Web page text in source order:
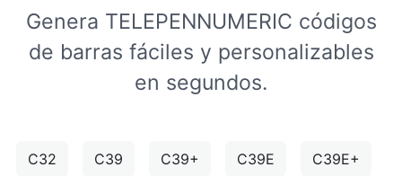
Genera TELEPENNUMERIC códigos
de barras fáciles y personalizables
en segundos.
C32 C39 C39+ C39E C39E+